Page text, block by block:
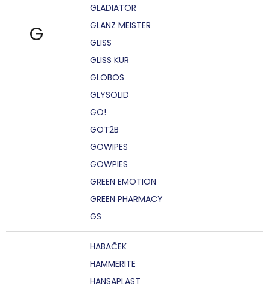
G
GLADIATOR
GLANZ MEISTER
GLISS
GLISS KUR
GLOBOS
GLYSOLID
GO!
GOT2B
GOWIPES
GOWPIES
GREEN EMOTION
GREEN PHARMACY
GS
HABAČEK
HAMMERITE
HANSAPLAST